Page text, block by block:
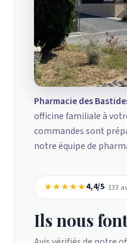
Pharmacie des
officine familiale à
commandes sont
notre équipe de
★★★★★4,4/5· 133
Ils nous